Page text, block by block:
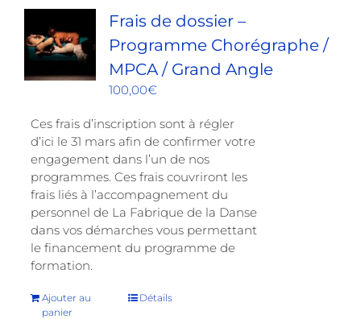
Frais de dossier –
Programme Chorégraphe /
MPCA / Grand Angle
100,00€
Ces frais d’inscription sont à régler
d’ici le 31 mars afin de confirmer votre
engagement dans l’un de nos
programmes. Ces frais couvriront les
frais liés à l’accompagnement du
personnel de La Fabrique de la Danse
dans vos démarches vous permettant
le financement du programme de
formation.
Ajouter au
panier
Détails